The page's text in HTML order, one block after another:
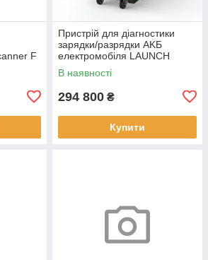
F
Пристрій для діагностики
зapядки/paзpядки AKБ
електромобіля LAUNCH
EVP711
В наявності
294 800 ₴
Купити